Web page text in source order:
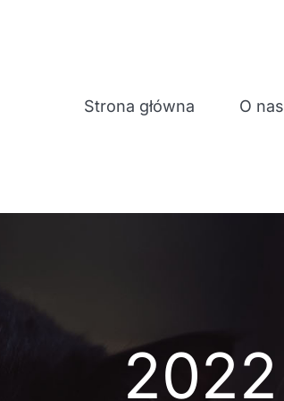
Strona główna O nas
2022